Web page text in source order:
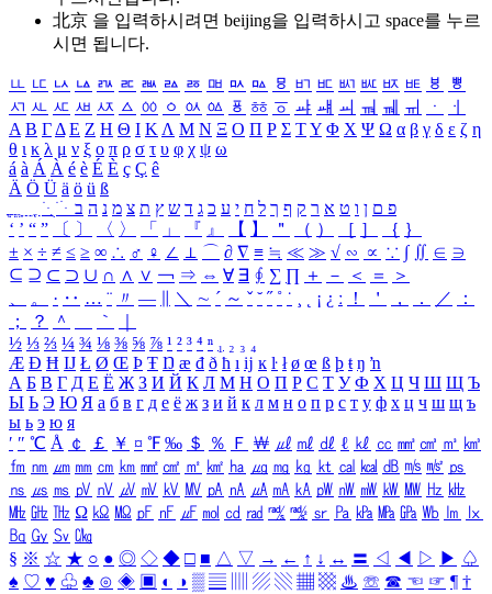
北京 을 입력하시려면 beijing을 입력하시고 space를 누르
시면 됩니다.
ㅥ ㅦ ㅧ ㅨ ㅩ ㅪ ㅫ ㅬ ㅭ ㅮ ㅯ ㅰ ㅱ ㅲ ㅳ ㅴ ㅵ ㅶ ㅷ ㅸ
ㅹ
ㅺ ㅻ ㅼ ㅽ ㅾ ㅿ ㆀ ㆁ ㆂ ㆃ ㆄ ㆅ ㆆ ㆇ ㆈ ㆉ ㆊ ㆋ ㆌ ㆍ
ㆎ
Α Β ΓΔ Ε Ζ Η Θ Ι ΚΛ Μ Ν Ξ Ο Π Ρ Σ ΤΥ Φ Χ Ψ Ω α β γ δ ε ζ η
θ ι κ λ μ ν ξ ο π ρ σ τ υ φ χ ψ ω
á à Á À é è É È ç Ç ê
Ä Ö Ü ä ö ü ß
ִֶֹ ֻּ ׁׂ פ ם ן ו ט א ר ק ף ך ל ח י ע כ ג ד ש ץ ת צ מ נ ה ב
‘ ’ “ ” 〔 〕 〈 〉 「 」 『 』 【 】 ＂ （ ） ［ ］ ｛ ｝
± × ÷ ≠ ≤ ≥ ∞ ∴ ♂ ♀ ∠ ⊥ ⌒ ∂ ∇ ≡ ≒ ≪ ≫ √ ∽ ∝ ∵ ∫ ∬ ∈ ∋
⊆ ⊇ ⊂ ⊃ ∪ ∩ ∧ ∨ ￢ ⇒ ⇔ ∀ ∃ ∮ ∑ ∏ ＋ － ＜ ＝
＞
、
。 · ‥ … ¨ 〃 ― ＼ ∼ ´ ～ ˇ ˘ ˝ ˚ ˙ ¸ ¡ ¿ ː ！ ＇ ， ． ／
：
；
？ ＾ ｀
½ ⅓ ⅔ ¼ ¾ ⅛ ⅜ ⅝ ⅞ ¹ ² ³ ⁴ ⁿ ₁ ₂ ₃ ₄
Æ Ð Ħ Ĳ Ł Ø Œ Þ Ŧ Ŋ æ đ ð ħ ı ĳ ĸ ŀ ł ø œ ß þ ŧ ŋ ŉ
А Б В Г Д Е Ё Ж З И Й К Л М Н О П Р С Т У Ф Х Ц Ч Ш Щ Ъ
Ы Ь Э Ю Я а б в г д е ё ж з и й к л м н о п р с т у ф х ц ч ш щ ъ
ы ь э ю я
′ ″ ℃ Å ￠ ￡ ￥ ¤ ℉ ‰ ＄ ％ Ｆ ￦ ㎕ ㎖ ㎗ ℓ ㎘ ㏄ ㎣ ㎤ ㎥ ㎦
㎙ ㎚ ㎛ ㎜ ㎝ ㎞ ㎟ ㎠ ㎡ ㎢ ㏊ ㎍ ㎎ ㎏ ㏏ ㎈ ㎉ ㏈ ㎧ ㎨ ㎰
㎱ ㎲ ㎳ ㎴ ㎵ ㎶ ㎷ ㎸ ㎹ ㎀ ㎁ ㎂ ㎃ ㎄ ㎺ ㎻ ㎽ ㎾ ㎿ ㎐ ㎑
㎒ ㎓ ㎔ Ω ㏀ ㏁ ㎊ ㎋ ㎌ ㏖ ㏅ ㎭ ㎮ ㎯ ㏛ ㎩ ㎪ ㎫ ㎬ ㏝ ㏐
㏓
㏃ ㏉ ㏜ ㏆
§ ※ ☆ ★ ○ ● ◎ ◇ ◆ □ ■ △ ▽ → ← ↑ ↓ ↔ 〓 ◁ ◀ ▷ ▶ ♤
♠ ♡ ♥ ♧ ♣ ⊙ ◈ ▣ ◐ ◑ ▒ ▤ ▨ ▧ ▦ ▩ ♨ ☏ ☎ ☜ ☞ ¶ †